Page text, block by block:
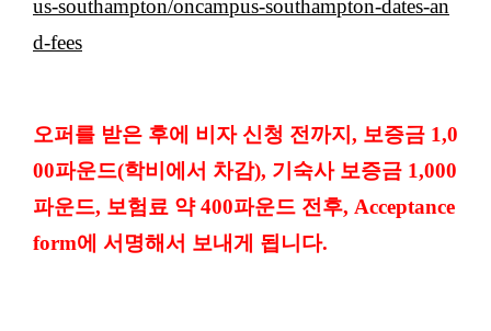
us-southampton/oncampus-southampton-dates-an
d-fees
오퍼를 받은 후에 비자 신청 전까지, 보증금 1,0
00파운드(학비에서 차감), 기숙사 보증금 1,000
파운드, 보험료 약 400파운드 전후, Acceptance
form에 서명해서 보내게 됩니다.